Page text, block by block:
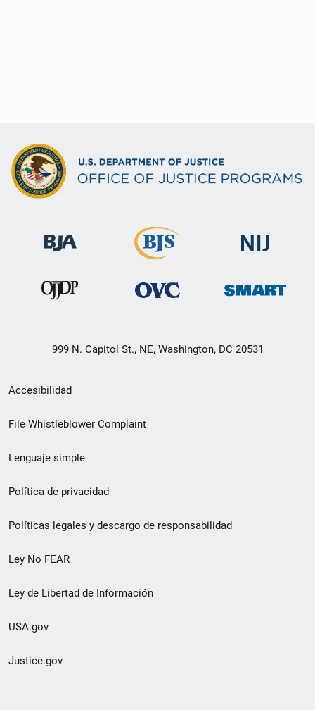
999 N. Capitol St., NE, Washington, DC 20531
Menú
de
de
pie
de
página
Accesibilidad
File Whistleblower Complaint
Lenguaje simple
Política de privacidad
Políticas legales y descargo de responsabilidad
Ley No FEAR
Ley de Libertad de Información
USA.gov
Justice.gov